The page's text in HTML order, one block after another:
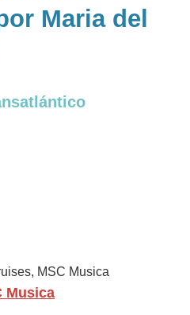
Maria del
Musica